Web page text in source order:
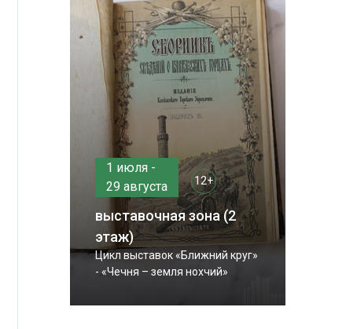
1 июля -
29 августа
12+
выставочная зона (2
этаж)
Цикл выставок «Ближний круг»
- «Чечня – земля нохчий»